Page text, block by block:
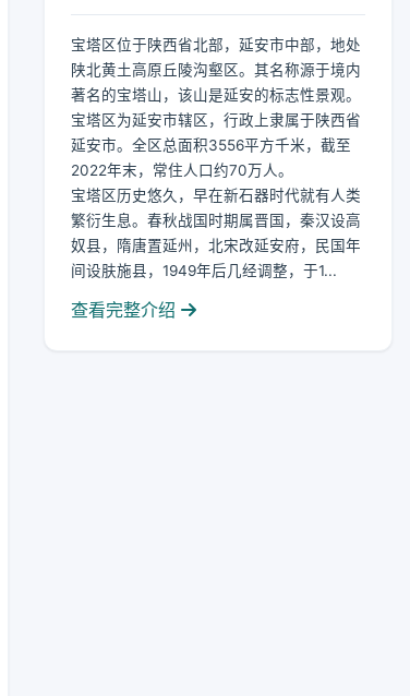
宝塔区位于陕西省北部，延安市中部，地处
陕北黄土高原丘陵沟壑区。其名称源于境内
著名的宝塔山，该山是延安的标志性景观。
宝塔区为延安市辖区，行政上隶属于陕西省
延安市。全区总面积3556平方千米，截至
2022年末，常住人口约70万人。
宝塔区历史悠久，早在新石器时代就有人类
繁衍生息。春秋战国时期属晋国，秦汉设高
奴县，隋唐置延州，北宋改延安府，民国年
间设肤施县，1949年后几经调整，于1...
查看完整介绍